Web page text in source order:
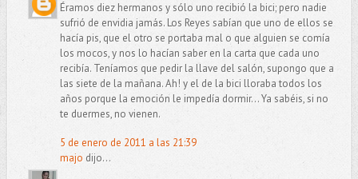
Éramos diez hermanos y sólo uno recibió la bici; pero nadie
sufrió de envidia jamás. Los Reyes sabían que uno de ellos se
hacía pis, que el otro se portaba mal o que alguien se comía
los mocos, y nos lo hacían saber en la carta que cada uno
recibía. Teníamos que pedir la llave del salón, supongo que a
las siete de la mañana. Ah! y el de la bici lloraba todos los
años porque la emoción le impedía dormir... Ya sabéis, si no
te duermes, no vienen.
5 de enero de 2011 a las 21:39
majo dijo...